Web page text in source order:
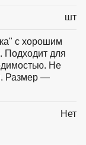
шт
с хорошим
Подходит для
Не
Размер —
Нет